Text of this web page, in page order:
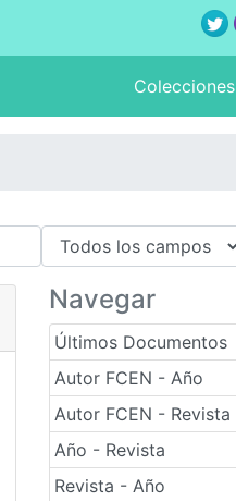
Colecciones
Navegar
Últimos Documentos
Autor FCEN - Año
Autor FCEN - Revista
Año - Revista
Revista - Año